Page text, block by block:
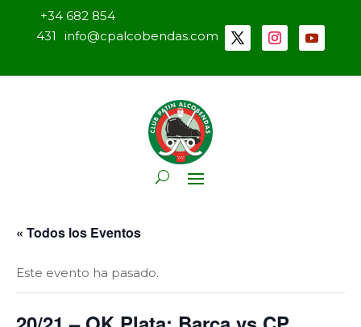
+34 682 854
431
info@cpalcobendas.com
« Todos los Eventos
Este evento ha pasado.